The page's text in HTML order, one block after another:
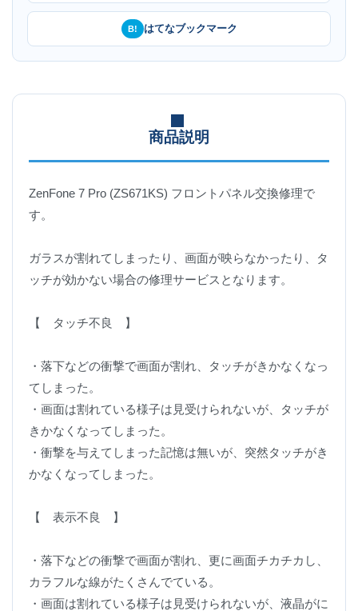
B! はてなブックマーク
商品説明
ZenFone 7 Pro (ZS671KS) フロントパネル交換修理で
す。
ガラスが割れてしまったり、画面が映らなかったり、タ
ッチが効かない場合の修理サービスとなります。
【 タッチ不良 】
・落下などの衝撃で画面が割れ、タッチがきかなくなっ
てしまった。
・画面は割れている様子は見受けられないが、タッチが
きかなくなってしまった。
・衝撃を与えてしまった記憶は無いが、突然タッチがき
かなくなってしまった。
【 表示不良 】
・落下などの衝撃で画面が割れ、更に画面チカチカし、
カラフルな線がたくさんでている。
・画面は割れている様子は見受けられないが、液晶がに